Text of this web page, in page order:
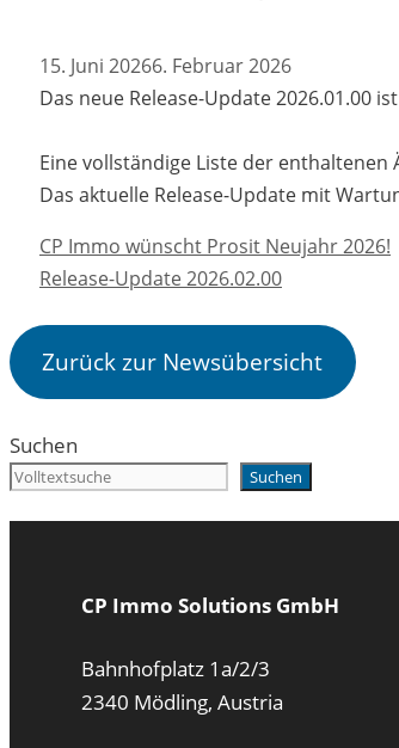
15. Juni 20266. Februar 2026
Das neue Release-Update 2026.01.00
Eine vollständige Liste der enthaltenen
Das aktuelle Release-Update mit
CP Immo wünscht Prosit Neujahr 2026!
Release-Update 2026.02.00
Zurück zur Newsübersicht
Suchen
Suchen
CP Immo Solutions GmbH
Bahnhofplatz 1a/2/3
2340 Mödling, Austria